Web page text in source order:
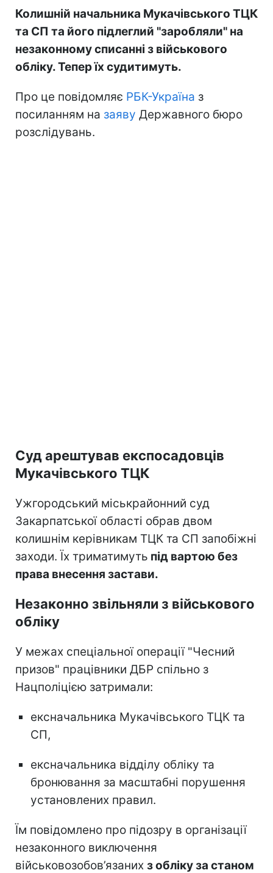
Колишній начальника Мукачівського ТЦК
та СП та його підлеглий "заробляли" на
незаконному списанні з військового
обліку. Тепер їх судитимуть.
Про це повідомляє РБК-Україна з
посиланням на заяву Державного бюро
розслідувань.
Суд арештував експосадовців
Мукачівського ТЦК
Ужгородський міськрайонний суд
Закарпатської області обрав двом
колишнім керівникам ТЦК та СП запобіжні
заходи. Їх триматимуть під вартою без
права внесення застави.
Незаконно звільняли з військового
обліку
У межах спеціальної операції "Чесний
призов" працівники ДБР спільно з
Нацполіцією затримали:
ексначальника Мукачівського ТЦК та
СП,
ексначальника відділу обліку та
бронювання за масштабні порушення
установлених правил.
Їм повідомлено про підозру в організації
незаконного виключення
військовозобов’язаних з обліку за станом